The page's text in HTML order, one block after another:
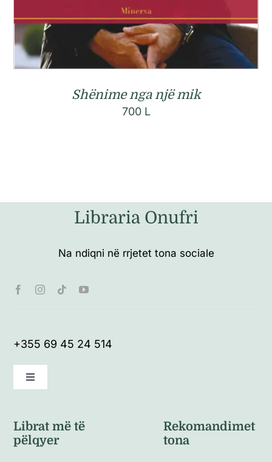
Shënime nga një mik
700 L
Libraria Onufri
Na ndiqni në rrjetet tona sociale
+355 69 45 24 514
Toggle
Politikat e kthimeve
Librat më të
pëlqyer
Rekomandimet
tona